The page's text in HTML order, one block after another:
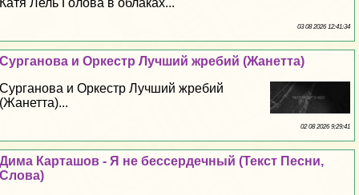
Катя Лель Голова в облаках...
03 08 2026 12:41:34
Сурганова и Оркестр Лучший жребий (Жанетта)
Сурганова и Оркестр Лучший жребий
(Жанетта)...
02 08 2026 9:29:41
Дима Карташов - Я не бессердечный (Текст Песни,
Слова)